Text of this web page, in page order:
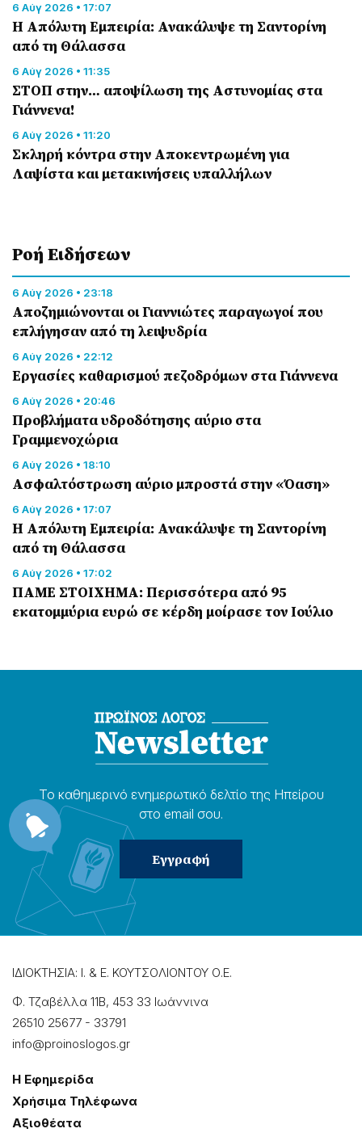
6 Αύγ 2026 • 17:07
Η Απόλυτη Εμπειρία: Ανακάλυψε τη Σαντορίνη
από τη Θάλασσα
6 Αύγ 2026 • 11:35
ΣΤΟΠ στην… αποψίλωση της Αστυνομίας στα
Γιάννενα!
6 Αύγ 2026 • 11:20
Σκληρή κόντρα στην Αποκεντρωμένη για
Λαψίστα και μετακινήσεις υπαλλήλων
Ροή Eιδήσεων
6 Αύγ 2026 • 23:18
Αποζημιώνονται οι Γιαννιώτες παραγωγοί που
επλήγησαν από τη λειψυδρία
6 Αύγ 2026 • 22:12
Εργασίες καθαρισμού πεζοδρόμων στα Γιάννενα
6 Αύγ 2026 • 20:46
Προβλήματα υδροδότησης αύριο στα
Γραμμενοχώρια
6 Αύγ 2026 • 18:10
Ασφαλτόστρωση αύριο μπροστά στην «Όαση»
6 Αύγ 2026 • 17:07
Η Απόλυτη Εμπειρία: Ανακάλυψε τη Σαντορίνη
από τη Θάλασσα
6 Αύγ 2026 • 17:02
ΠΑΜΕ ΣΤΟΙΧΗΜΑ: Περισσότερα από 95
εκατομμύρια ευρώ σε κέρδη μοίρασε τον Ιούλιο
Το καθημερɩνό ενημερωτɩκό δελτίο της Ηπείρου
στο email σου.
ΙΔΙΟΚΤΗΣΙΑ: Ι. & Ε. ΚΟΥΤΣΟΛΙΟΝΤΟΥ Ο.Ε.
Φ. Τζαβέλλα 11Β, 453 33 Ιωάννɩνα
26510 25677 - 33791
info@proinoslogos.gr
Η Εφημερίδα
Χρήσɩμα Τηλέφωνα
Αξɩοθέατα